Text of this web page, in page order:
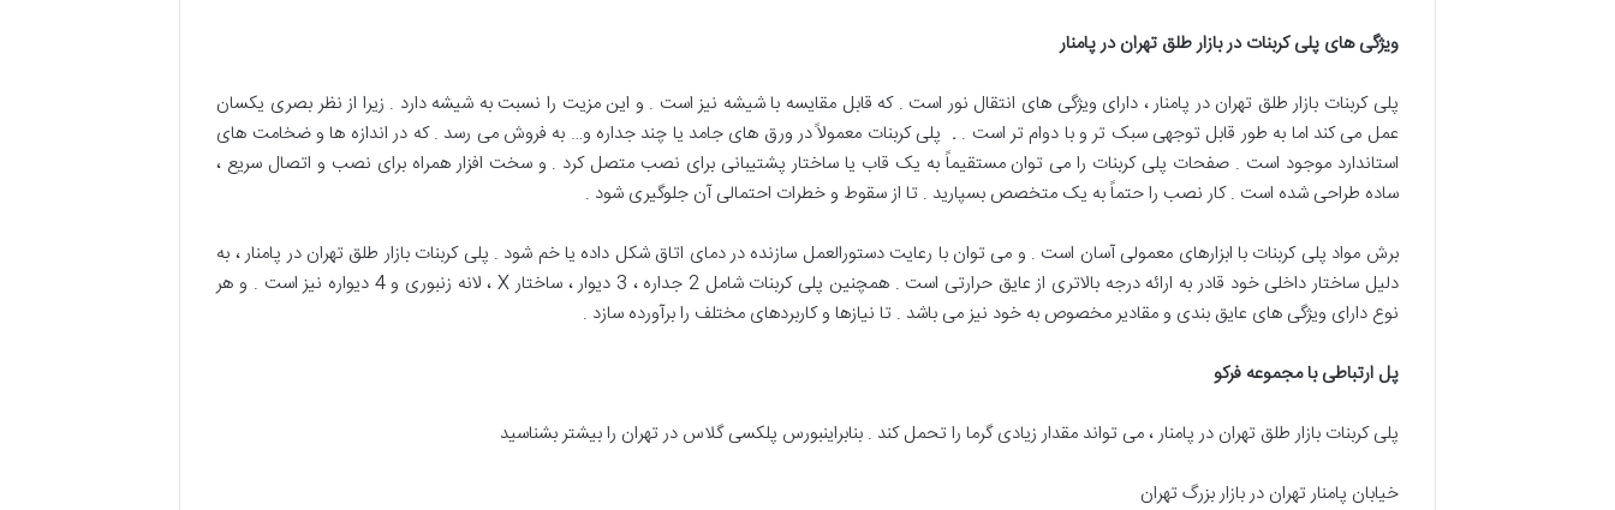
ویژگی های پلی کربنات در بازار طلق تهران در پامنار
پلی کربنات بازار طلق تهران در پامنار ، دارای ویژگی های انتقال نور است . که قابل مقایسه با شیشه نیز است . و این مزیت را نسبت به شیشه دارد . زیرا از نظر بصری یکسان
عمل می کند اما به طور قابل توجهی سبک تر و با دوام تر است . . پلی کربنات معمولاً در ورق های جامد یا چند جداره و… به فروش می رسد . که در اندازه ها و ضخامت های
استاندارد موجود است . صفحات پلی کربنات را می توان مستقیماً به یک قاب یا ساختار پشتیبانی برای نصب متصل کرد . و سخت افزار همراه برای نصب و اتصال سریع ،
ساده طراحی شده است . کار نصب را حتماً به یک متخصص بسپارید . تا از سقوط و خطرات احتمالی آن جلوگیری شود .
برش مواد پلی کربنات با ابزارهای معمولی آسان است . و می توان با رعایت دستورالعمل سازنده در دمای اتاق شکل داده یا خم شود . پلی کربنات بازار طلق تهران در پامنار ، به
دلیل ساختار داخلی خود قادر به ارائه درجه بالاتری از عایق حرارتی است . همچنین پلی کربنات شامل 2 جداره ، 3 دیوار ، ساختار X ، لانه زنبوری و 4 دیواره نیز است . و هر
نوع دارای ویژگی های عایق بندی و مقادیر مخصوص به خود نیز می باشد . تا نیازها و کاربردهای مختلف را برآورده سازد .
پل ارتباطی با مجموعه فرکو
پلی کربنات بازار طلق تهران در پامنار ، می تواند مقدار زیادی گرما را تحمل کند . بنابراینبورس پلکسی گلاس در تهران را بیشتر بشناسید
خیابان پامنار تهران در بازار بزرگ تهران